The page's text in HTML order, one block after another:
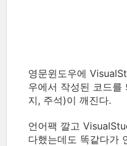
영문윈도우에
우에서 작성된 코드를
지, 주석)이 깨진다.
언어팩 깔고
다했는데도 똑같다가